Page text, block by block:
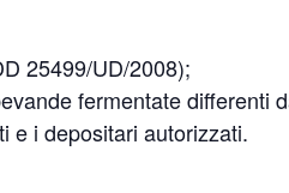
25499/UD/2008);
fermentate differenti
e i depositari autorizzati.